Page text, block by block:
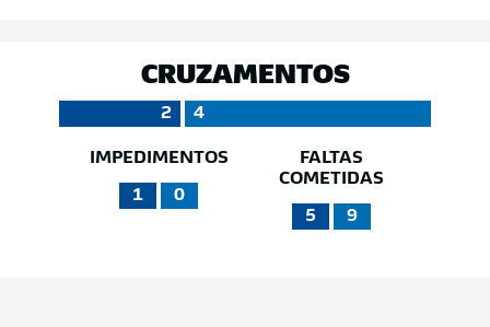
CRUZAMENTOS
2 4
IMPEDIMENTOS
1 0
FALTAS
COMETIDAS
5 9